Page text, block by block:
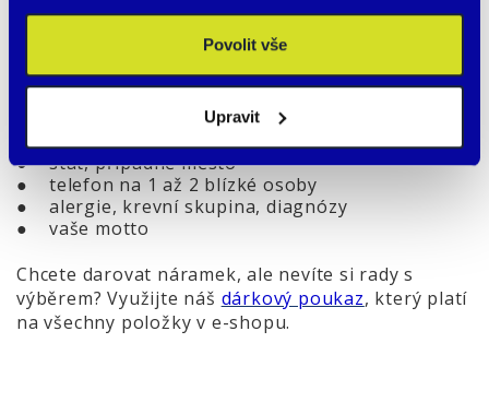
Povolit vše
Upravit
Uvedené údaje jsou čistě na vás. Následující výčet
přikládáme pro inspiraci.
● jméno, příjmení a rok narození
● stát, případně město
● telefon na 1 až 2 blízké osoby
● alergie, krevní skupina, diagnózy
● vaše motto
Chcete darovat náramek, ale nevíte si rady s
výběrem? Využijte náš dárkový poukaz, který platí
na všechny položky v e-shopu.